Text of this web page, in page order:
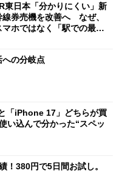
東日本「分かりにくい」新
線券売機を改善へ なぜ、
マホではなく「駅での最短
への分岐点
「iPhone 17」どちらが買
い込んで分かった“スペッ
！380円で5日間お試し。